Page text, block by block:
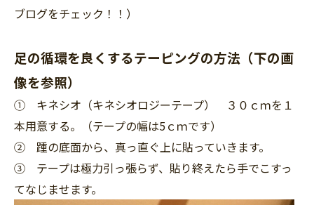
ブログをチェック！！）
足の循環を良くするテーピングの方法（下の画
像を参照）
① キネシオ（キネシオロジーテープ） ３０ｃｍを１
本用意する。（テープの幅は5ｃｍです）
② 踵の底面から、真っ直ぐ上に貼っていきます。
③ テープは極力引っ張らず、貼り終えたら手でこすっ
てなじませます。